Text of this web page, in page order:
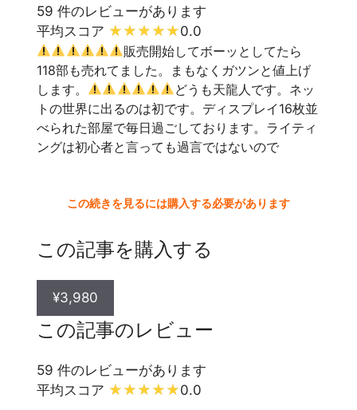
59 件のレビューがあります
平均スコア
0.0
販売開始してボーッとしてたら
118部も売れてました。まもなくガツンと値上げ
します。
どうも天龍人です。ネッ
トの世界に出るのは初です。ディスプレイ16枚並
べられた部屋で毎日過ごしております。ライティ
ングは初心者と言っても過言ではないので
この続きを見るには購入する必要があります
この記事を購入する
¥3,980
この記事のレビュー
59 件のレビューがあります
平均スコア
0.0